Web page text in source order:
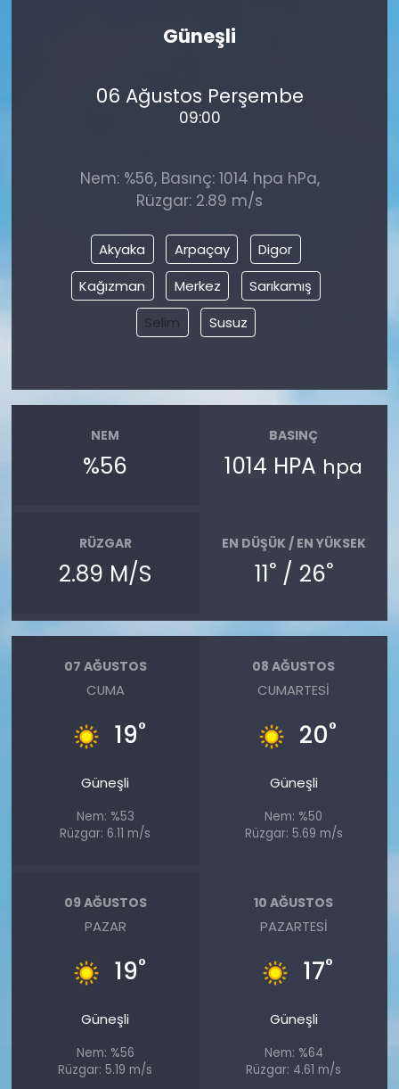
Güneşli
06 Ağustos Perşembe
09:00
Nem: %56, Basınç: 1014 hpa hPa,
Rüzgar: 2.89 m/s
Akyaka Arpaçay
Digor
Kağızman
Merkez
Sarıkamış
Selim
Susuz
NEM
%56
BASINÇ
1014 HPA hpa
RÜZGAR
2.89 M/S
EN DÜŞÜK / EN YÜKSEK
11°/ 26°
07 AĞUSTOS
CUMA
19°
Güneşli
Nem: %53
Rüzgar: 6.11 m/s
08 AĞUSTOS
CUMARTESI
20°
Güneşli
Nem: %50
Rüzgar: 5.69 m/s
09 AĞUSTOS
PAZAR
19°
Güneşli
Nem: %56
Rüzgar: 5.19 m/s
10 AĞUSTOS
PAZARTESI
17°
Güneşli
Nem: %64
Rüzgar: 4.61 m/s